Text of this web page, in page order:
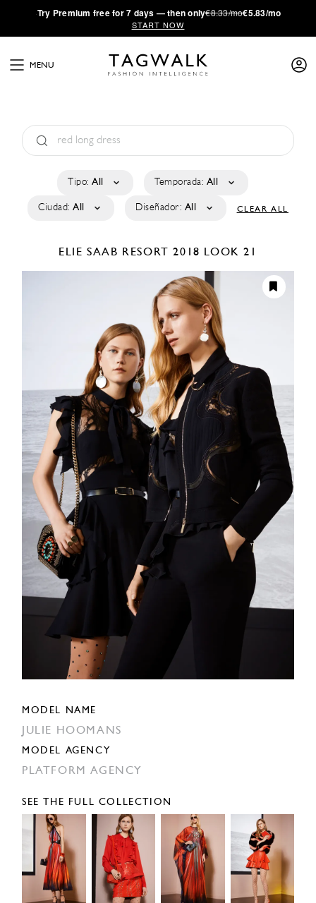
·Try Premium free for 7 days — then only€8.33/mo€5.83/mo
START NOW
MENU
Tipo: All Temporada: All
Ciudad: All Diseñador: All CLEAR ALL
ELIE SAAB RESORT 2018 LOOK 21
MODEL NAME
JULIE HOOMANS
MODEL AGENCY
PLATFORM AGENCY
SEE THE FULL COLLECTION